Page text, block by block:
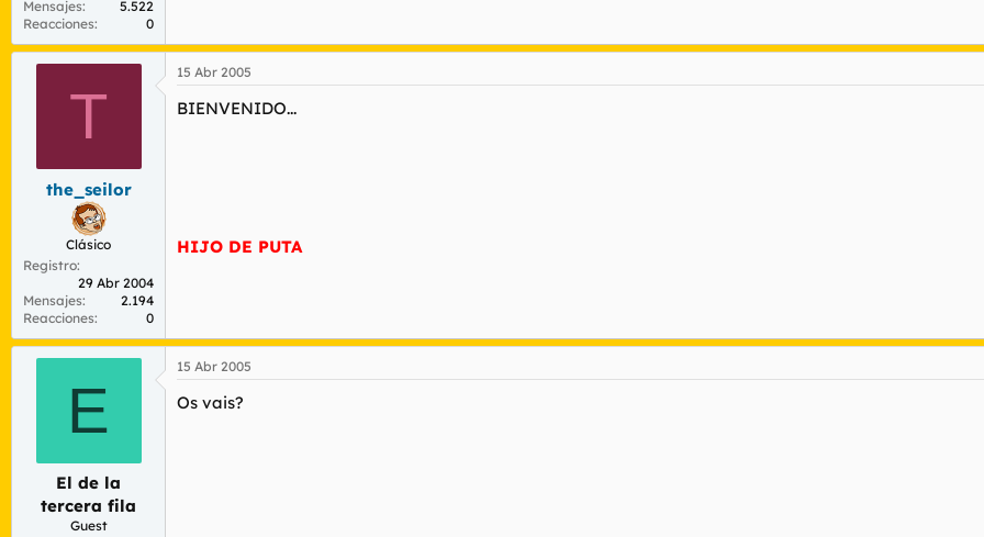
Mensajes
5.522
Reacciones
0
T
the_seilor
Clásico
Registro
29 Abr 2004
Mensajes
2.194
Reacciones
0
15 Abr 2005
BIENVENIDO...
HIJO DE PUTA
E
El de la
tercera fila
Guest
15 Abr 2005
Os vais?